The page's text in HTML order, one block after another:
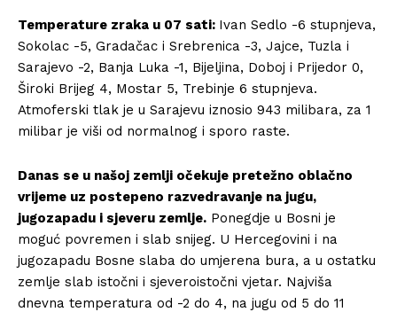
Temperature zraka u 07 sati: Ivan Sedlo -6 stupnjeva,
Sokolac -5, Gradačac i Srebrenica -3, Jajce, Tuzla i
Sarajevo -2, Banja Luka -1, Bijeljina, Doboj i Prijedor 0,
Široki Brijeg 4, Mostar 5, Trebinje 6 stupnjeva.
Atmoferski tlak je u Sarajevu iznosio 943 milibara, za 1
milibar je viši od normalnog i sporo raste.
Danas se u našoj zemlji očekuje pretežno oblačno
vrijeme uz postepeno razvedravanje na jugu,
jugozapadu i sjeveru zemlje. Ponegdje u Bosni je
moguć povremen i slab snijeg. U Hercegovini i na
jugozapadu Bosne slaba do umjerena bura, a u ostatku
zemlje slab istočni i sjeveroistočni vjetar. Najviša
dnevna temperatura od -2 do 4, na jugu od 5 do 11